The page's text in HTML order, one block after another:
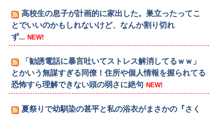
高校生の息子が計画的に家出した。巣立ったってこ
とでいいのかもしれないけど、なんか割り切れ
ず... NEW!
「勧誘電話に暴言吐いてストレス解消してるｗｗ」
とかいう無謀すぎる同僚！住所や個人情報を握られてる
恐怖すら理解できない頭の弱さに絶句 NEW!
夏祭りで幼馴染の甚平と私の浴衣がまさかの『さく